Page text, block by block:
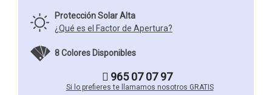
Protección Solar Alta
¿Qué es el Factor de Apertura?
8 Colores Disponibles
965 07 07 97
Si lo prefieres te llamamos nosotros GRATIS